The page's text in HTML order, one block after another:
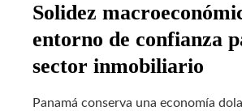
Solidez
entorno de confianza
sector inmobiliario
Panamá conserva una economía